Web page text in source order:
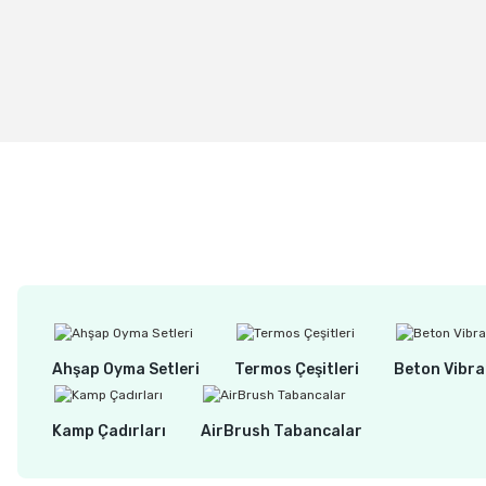
Ahşap Oyma Setleri Termos Çeşitleri Beton
Kamp Çadırları AirBrush Tabancalar